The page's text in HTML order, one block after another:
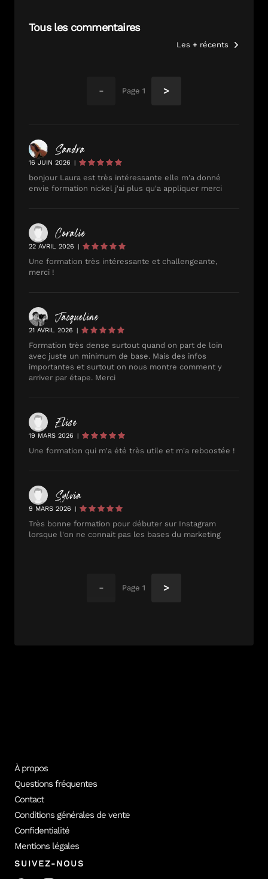
Tous les commentaires
Les + récents
- Page 1 >
Sandra
16 JUIN 2026 |
bonjour Laura est très intéressante elle m'a donné
envie formation nickel j'ai plus qu'a appliquer merci
Coralie
22 AVRIL 2026 |
Une formation très intéressante et challengeante,
merci !
Jacqueline
21 AVRIL 2026 |
Formation très dense surtout quand on part de loin
avec juste un minimum de base. Mais des infos
importantes et surtout on nous montre comment y
arriver par étape. Merci
Elise
19 MARS 2026 |
Une formation qui m'a été très utile et m'a reboostée !
Sylvia
9 MARS 2026 |
Très bonne formation pour débuter sur Instagram
lorsque l'on ne connait pas les bases du marketing
- Page 1 >
À propos
Questions fréquentes
Contact
Conditions générales de vente
Confidentialité
Mentions légales
SUIVEZ-NOUS